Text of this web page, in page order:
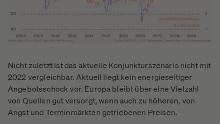
Nicht zuletzt ist das aktuelle Konjunkturszenario nicht mit
2022 vergleichbar. Aktuell liegt kein energieseitiger
Angebotsschock vor. Europa bleibt über eine Vielzahl
von Quellen gut versorgt, wenn auch zu höheren, von
Angst und Terminmärkten getriebenen Preisen.